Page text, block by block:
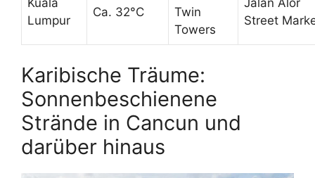
Kuala
Lumpur
Ca. 32°C
Twin
Towers
Jalan Alor
Street
Karibische Träume:
Sonnenbeschienene
Strände in Cancun und
darüber hinaus